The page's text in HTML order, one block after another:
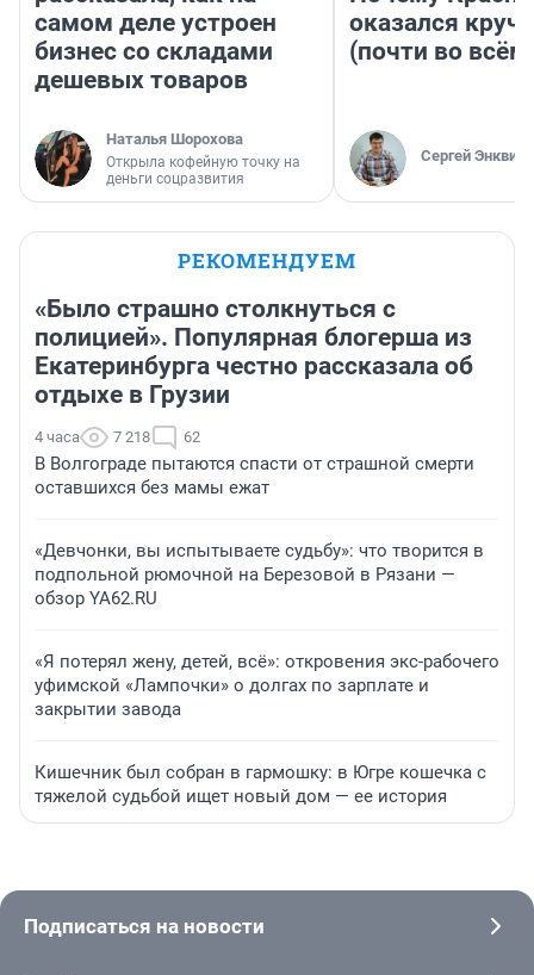
самом деле устроен
бизнес со складами
дешевых товаров
Наталья Шорохова
Открыла кофейную точку на
деньги соцразвития
оказался
(почти во
Сергей Энквист
РЕКОМЕНДУЕМ
«Было страшно столкнуться с
полицией». Популярная блогерша из
Екатеринбурга честно рассказала об
отдыхе в Грузии
4 часа 7 218 62
В Волгограде пытаются спасти от страшной смерти
оставшихся без мамы ежат
«Девчонки, вы испытываете судьбу»: что творится в
подпольной рюмочной на Березовой в Рязани —
обзор YA62.RU
«Я потерял жену, детей, всё»: откровения экс-рабочего
уфимской «Лампочки» о долгах по зарплате и
закрытии завода
Кишечник был собран в гармошку: в Югре кошечка с
тяжелой судьбой ищет новый дом — ее история
Подписаться на новости